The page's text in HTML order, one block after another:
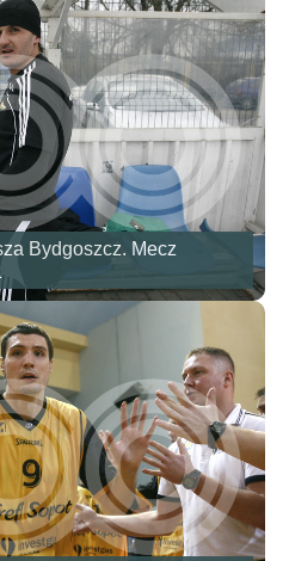
Bydgoszcz. Mecz